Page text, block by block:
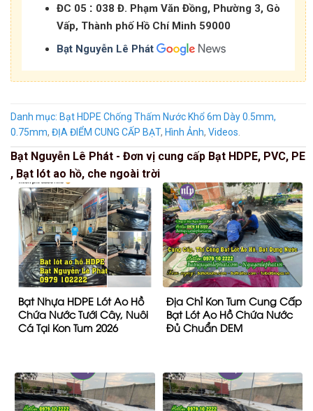
ĐC 05 : 038 Đ. Phạm Văn Đồng, Phường 3, Gò
Vấp, Thành phố Hồ Chí Minh 59000
Bạt Nguyễn Lê Phát
Danh mục: Bạt HDPE Chống Thấm Nước Khổ 6m Dày 0.5mm,
0.75mm, ĐỊA ĐIỂM CUNG CẤP BẠT, Hình Ảnh, Videos.
Bạt Nguyễn Lê Phát - Đơn vị cung cấp Bạt HDPE, PVC, PE
, Bạt lót ao hồ, che ngoài trời
Bạt Nhựa HDPE Lót Ao Hồ
Chứa Nước Tưới Cây, Nuôi
Cá Tại Kon Tum 2026
Địa Chỉ Kon Tum Cung Cấp
Bạt Lót Ao Hồ Chứa Nước
Đủ Chuẩn DEM